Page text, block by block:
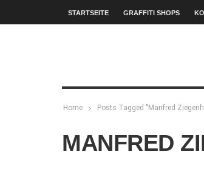
STARTSEITE GRAFFITI SHOPS
Home Posts Tagged "Manfred
MANFRED